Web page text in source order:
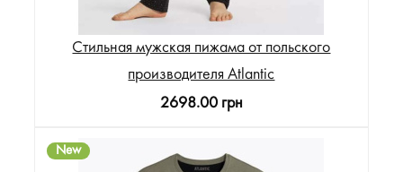
Стильная мужская пижама от польского
производителя Atlantic
2698.00 грн
New